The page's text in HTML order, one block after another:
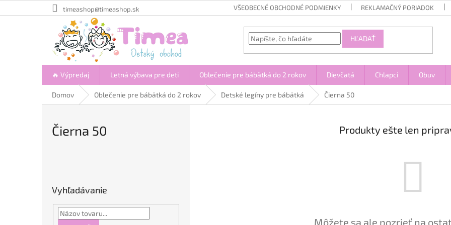
na
timeashop@timeashop.sk VŠEOBECNÉ OBCHODNÉ PODMIENKY REKLAMAČNÝ PORIADOK
HĽADAŤ
🔥 Výpredaj Letná výbava pre deti Oblečenie pre bábätká do 2 rokov Dievčatá Chlapci Obuv
Domov Oblečenie pre bábätká do 2 rokov Detské legíny pre bábätká Čierna 50
Čierna 50
Vyhľadávanie
Produkty ešte len
Môžete sa ale pozrieť na